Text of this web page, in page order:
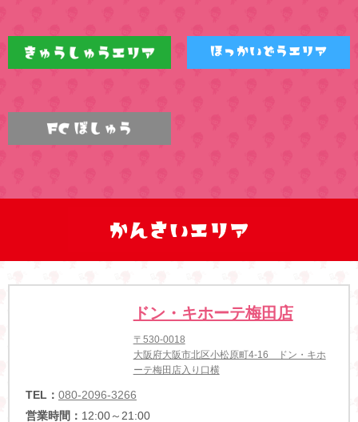
ドン・キホーテ梅田店
〒530-0018
大阪府大阪市北区小松原町4-16 ドン・キホ
ーテ梅田店入り口横
TEL： 080-2096-3266
営業時間： 12:00～21:00